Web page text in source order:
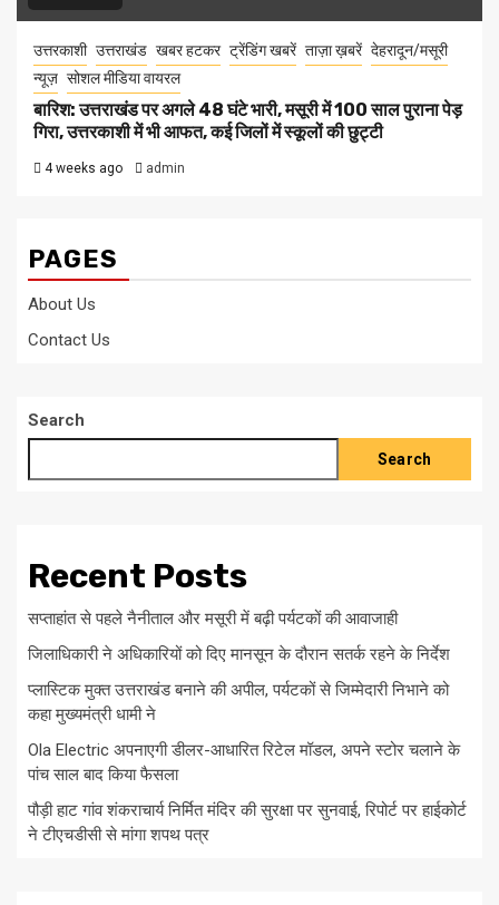
उत्तरकाशी उत्तराखंड खबर हटकर ट्रेंडिंग खबरें ताज़ा ख़बरें देहरादून/मसूरी
न्यूज़ सोशल मीडिया वायरल
बारिश: उत्तराखंड पर अगले 48 घंटे भारी, मसूरी में 100 साल पुराना पेड़
गिरा, उत्तरकाशी में भी आफत, कई जिलों में स्कूलों की छुट्टी
4 weeks ago admin
PAGES
About Us
Contact Us
Search
Search
Recent Posts
सप्ताहांत से पहले नैनीताल और मसूरी में बढ़ी पर्यटकों की आवाजाही
जिलाधिकारी ने अधिकारियों को दिए मानसून के दौरान सतर्क रहने के निर्देश
प्लास्टिक मुक्त उत्तराखंड बनाने की अपील, पर्यटकों से जिम्मेदारी निभाने को
कहा मुख्यमंत्री धामी ने
Ola Electric अपनाएगी डीलर-आधारित रिटेल मॉडल, अपने स्टोर चलाने के
पांच साल बाद किया फैसला
पौड़ी हाट गांव शंकराचार्य निर्मित मंदिर की सुरक्षा पर सुनवाई, रिपोर्ट पर हाईकोर्ट
ने टीएचडीसी से मांगा शपथ पत्र